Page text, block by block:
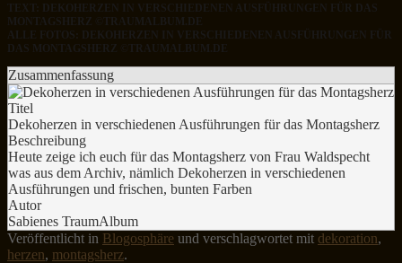
TEXT: DEKOHERZEN IN VERSCHIEDENEN AUSFÜHRUNGEN FÜR DAS
MONTAGSHERZ ©TRAUMALBUM.DE
ALLE FOTOS: DEKOHERZEN IN VERSCHIEDENEN AUSFÜHRUNGEN FÜR
DAS MONTAGSHERZ ©TRAUMALBUM.DE
Zusammenfassung
Titel
Dekoherzen in verschiedenen Ausführungen für das Montagsherz
Beschreibung
Heute zeige ich euch für das Montagsherz von Frau Waldspecht
was aus dem Archiv, nämlich Dekoherzen in verschiedenen
Ausführungen und frischen, bunten Farben
Autor
Sabienes TraumAlbum
Veröffentlicht in Blogosphäre und verschlagwortet mit dekoration,
herzen, montagsherz.